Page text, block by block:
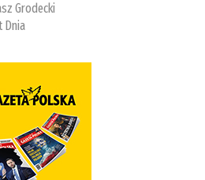
Grodecki
Dnia